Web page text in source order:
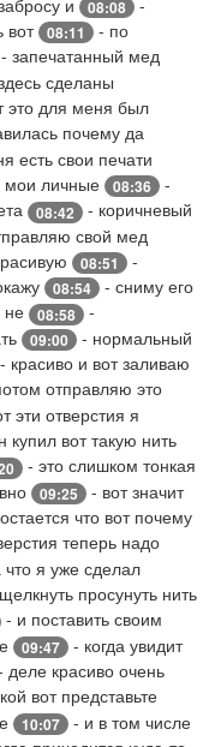
08:08
вот 08:11
- по
- запечатанный мед
сделаны
это для меня был
почему да
есть свои печати
мои личные 08:36
-
08:42
- коричневый
свой мед
08:51
-
08:54 - сниму его
не 08:58
-
09:00
- нормальный
- красиво и вот заливаю
отправляю это
эти отверстия я
купил вот такую нить
- это слишком тонкая
09:25
- вот значит
что вот почему
теперь надо
я уже сделал
просунуть нить
- и поставить своим
09:47
- когда увидит
деле красиво очень
вот представьте
10:07
- и в том числе